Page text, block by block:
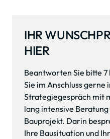
IHR
HIER
Beantworten Sie bitte 7
Sie im Anschluss gerne
Strategiegespräch mit
lang intensive
Bauprojekt. Darin
Ihre Bausituation und